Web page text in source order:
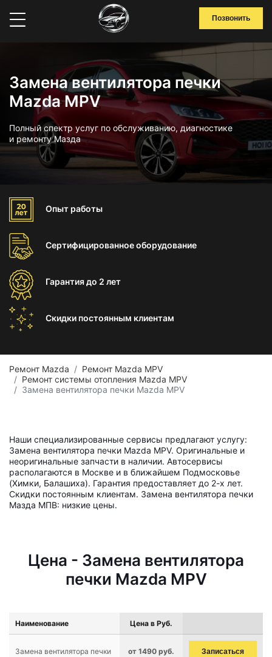
Позвонить
Замена вентилятора печки
Mazda MPV
Полный спектр услуг по обслуживанию, диагностике
и ремонту Мазда
Опыт работы
Сертифицированноеоборудование
Гарантиядо 2 лет
Скидки постоянным клиентам
Ремонт Mazda
Ремонт Mazda MPV
Ремонт системы отопления Mazda MPV
Замена вентилятора печки Mazda MPV
Наши специализированные сервисы предлагают услугу:
Замена вентилятора печки Mazda MPV. Оригинальные и
неоригинальные запчасти в наличии. Автосервисы
располагаются в Москве и в ближайшем Подмосковье
(Химки, Балашиха). Гарантия предоставляет до 2-х лет.
Скидки постоянным клиентам. Замена вентилятора печки
Мазда МПВ: низкие цены.
Цена - Замена вентилятора
печки Mazda MPV
Наименование Цена в Руб.
Замена вентилятора печки от 1490 руб. Записаться